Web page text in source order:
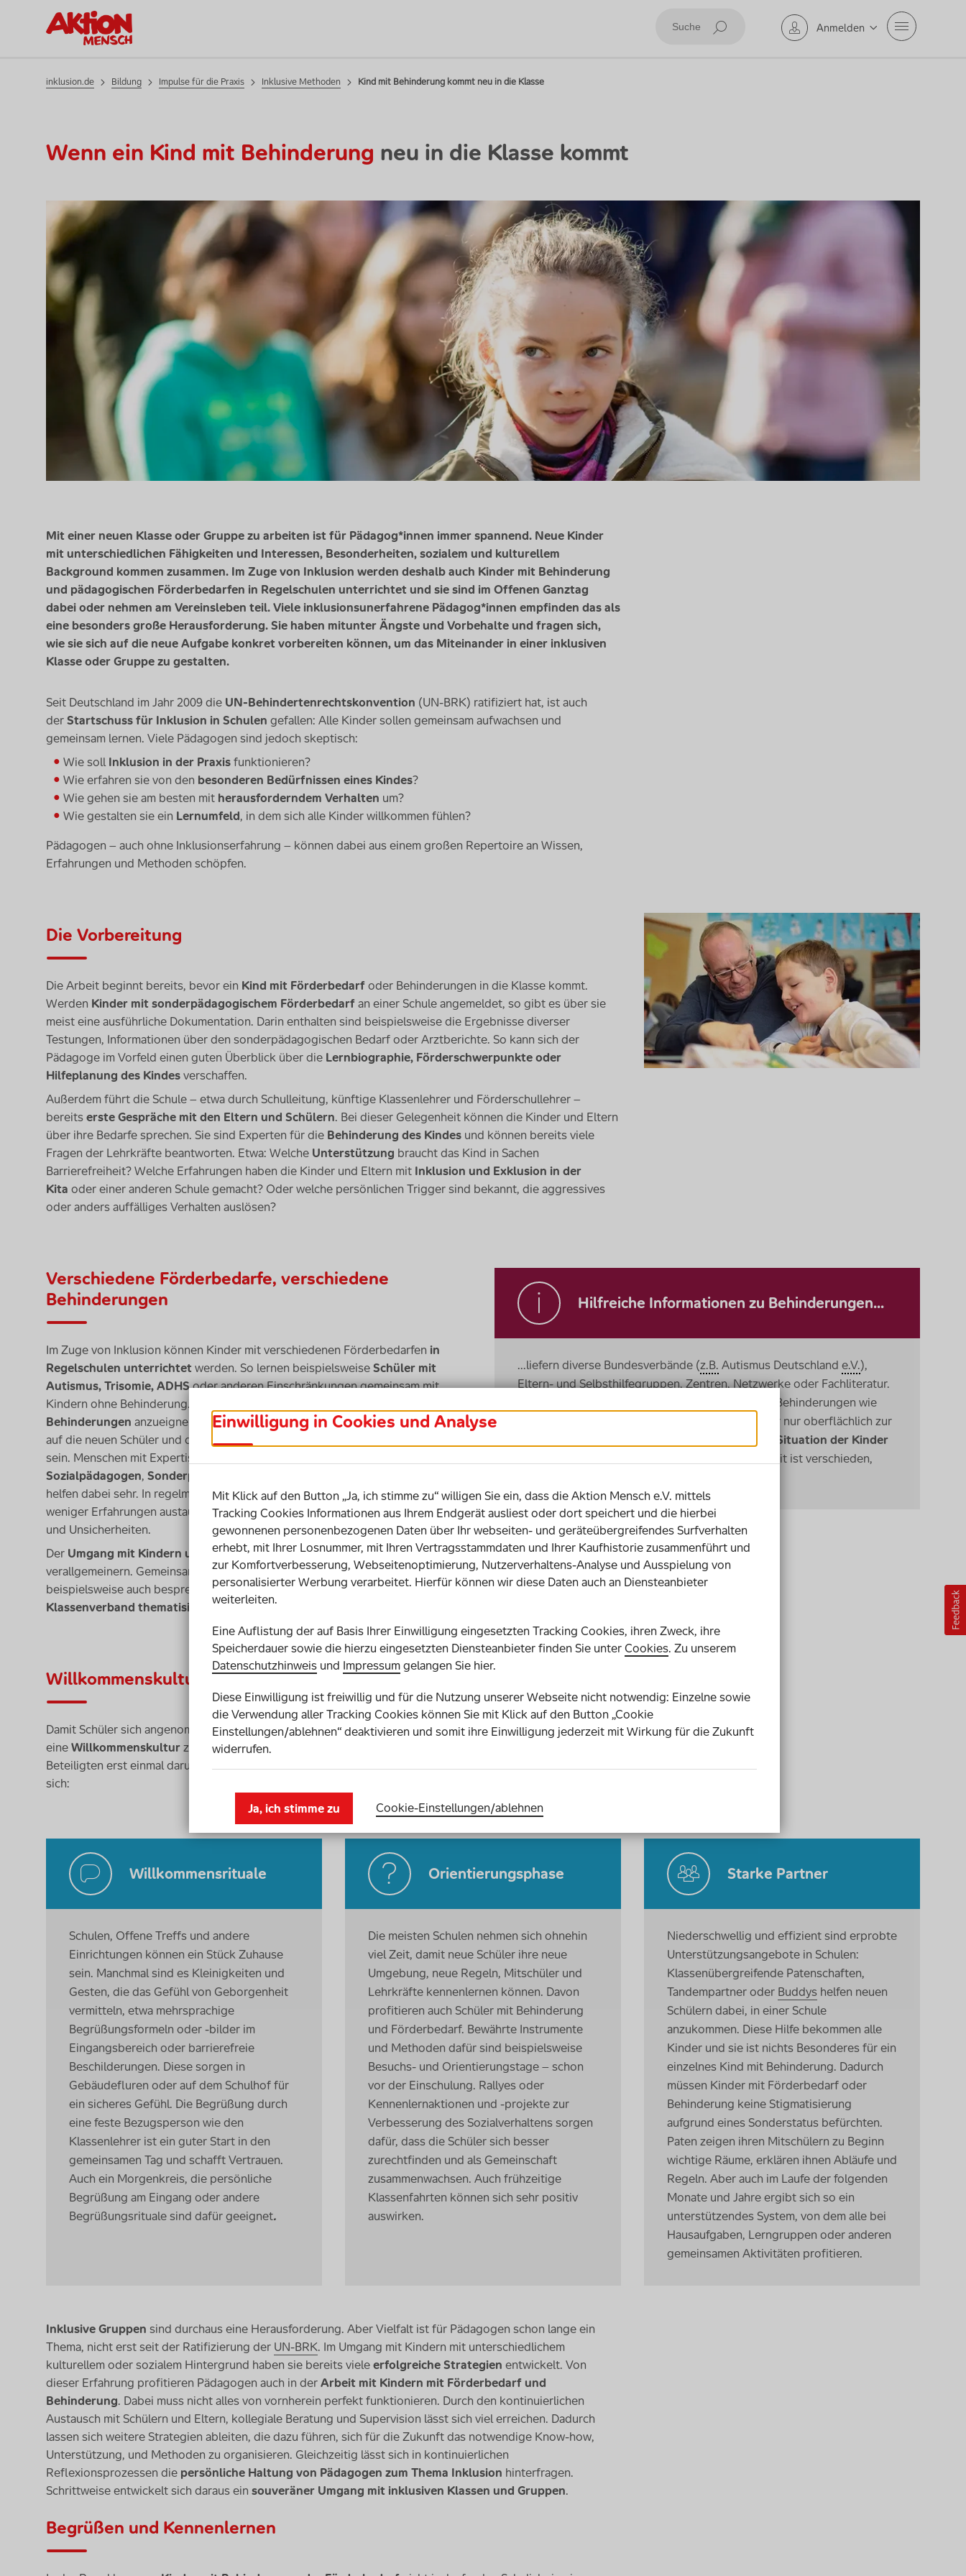
Anmelden Mobile
Impulse
für die
Praxis
inklusion.de Bildung Impulse für die Praxis Inklusive Methoden Kind mit Behinderung kommt neu in die Klasse
Wenn ein Kind mit Behinderung neu in die Klasse kommt
Mit einer neuen Klasse oder Gruppe zu arbeiten ist für Pädagog*innen immer spannend. Neue Kinder
mit unterschiedlichen Fähigkeiten und Interessen, Besonderheiten, sozialem und kulturellem
Background kommen zusammen. Im Zuge von Inklusion werden deshalb auch Kinder mit Behinderung
und pädagogischen Förderbedarfen in Regelschulen unterrichtet und sie sind im Offenen Ganztag
dabei oder nehmen am Vereinsleben teil. Viele inklusionsunerfahrene Pädagog*innen empfinden das als
eine besonders große Herausforderung. Sie haben mitunter Ängste und Vorbehalte und fragen sich,
wie sie sich auf die neue Aufgabe konkret vorbereiten können, um das Miteinander in einer inklusiven
Klasse oder Gruppe zu gestalten.
Seit Deutschland im Jahr 2009 die UN-Behindertenrechtskonvention (UN-BRK) ratifiziert hat, ist auch
derStartschuss für Inklusion in Schulen gefallen: Alle Kinder sollen gemeinsam aufwachsen und
gemeinsam lernen. Viele Pädagogen sind jedoch skeptisch:
Wie sollInklusion in der Praxisfunktionieren?
Wie erfahren sie von den besonderen Bedürfnissen eines Kindes?
Wie gehen sie am besten mit herausforderndem Verhalten um?
Wie gestalten sie ein Lernumfeld, in dem sich alle Kinder willkommen fühlen?
Pädagogen – auch ohne Inklusionserfahrung – können dabei aus einem großen Repertoire an Wissen,
Erfahrungen und Methoden schöpfen.
Die Vorbereitung
Die Arbeit beginnt bereits, bevor ein Kind mit Förderbedarfoder Behinderungen in die Klasse kommt.
Werden Kinder mit sonderpädagogischem Förderbedarfan einer Schule angemeldet, so gibt es über sie
meist eine ausführliche Dokumentation. Darin enthalten sind beispielsweise die Ergebnisse diverser
Testungen, Informationen über den sonderpädagogischen Bedarf oder Arztberichte. So kann sich der
Pädagoge im Vorfeld einen guten Überblick über die Lernbiographie, Förderschwerpunkte oder
Hilfeplanung des Kindesverschaffen.
Außerdem führt die Schule – etwa durch Schulleitung, künftige Klassenlehrer und Förderschullehrer –
bereitserste Gespräche mit den Eltern und Schülern. Bei dieser Gelegenheit können die Kinder und Eltern
über ihre Bedarfe sprechen. Sie sind Experten für die Behinderung des Kindes und können bereits viele
Fragen der Lehrkräfte beantworten. Etwa: Welche Unterstützung braucht das Kind in Sachen
Barrierefreiheit? Welche Erfahrungen haben die Kinder und Eltern mit Inklusion und Exklusion in der
Kita oder einer anderen Schule gemacht? Oder welche persönlichen Trigger sind bekannt, die aggressives
oder anders auffälliges Verhalten auslösen?
Verschiedene Förderbedarfe, verschiedene
Behinderungen
Im Zuge von Inklusion können Kinder mit verschiedenen Förderbedarfen in
Regelschulen unterrichtet werden. So lernen beispielsweiseSchüler mit
Autismus, Trisomie, ADHSoder anderen Einschränkungen gemeinsam mit
Kindern ohne Behinderung. Sich
Behinderungen anzueignen, ist da ein häufiges Bedürfnis von Pädagogen, um
auf die neuen Schüler und die damit verbundenen Anforderungen vorbereitet zu
sein. Menschen mit Expertise – etwa
Sozialpädagogen, Sonderpädagogen
helfen dabei sehr. In regelmäßigen Teamsitzungen können sich Lehrer mit
weniger Erfahrungen austauschen und informieren. Dabei lösen sich viele Fragen
und Unsicherheiten.
Der Umgang mit Kindern und einer bestimmten Behinderungist also nicht zu
verallgemeinern. Gemeinsam können Eltern, Pädagogen und Schüler
beispielsweise auch besprechen, ob und wieeine Behinderung im
Klassenverband thematisiert
werden sollte.
Hilfreiche Informationen zu Behinderungen...
...liefern diverse Bundesverbände (z.B. Autismus Deutschland e.V.),
Eltern- und Selbsthilfegruppen, Zentren, Netzwerke oder Fachliteratur.
Sich generell über einzelne Krankheitsbilder und Behinderungen wie
Autismus oder Trisomie zu informieren, nützt aber nur oberflächlich zur
individuelle Situation der Kinder
und ihre Persönlichkeit. Jede Schülerpersönlichkeit ist verschieden,
Willkommenskultur
Damit Schüler sich angenommen fühlen, ist es wichtig, dasrichtige Lernumfeld und vor allem
eineWillkommenskulturzu etablieren. In den ersten Wochen mit einer neuen Klasse geht es für alle
Beteiligten erst einmal darum, anzukommen, zu beobachten und miteinander zu kommunizieren. Dafür eignen
sich:
Willkommensrituale
Schulen, Offene Treffs und andere
Einrichtungen können ein Stück Zuhause
sein. Manchmal sind es Kleinigkeiten und
Gesten, die das Gefühl von Geborgenheit
vermitteln, etwa mehrsprachige
Begrüßungsformeln oder -bilder im
Eingangsbereich oder barrierefreie
Beschilderungen. Diese sorgen in
Gebäudefluren oder auf dem Schulhof für
ein sicheres Gefühl. Die Begrüßung durch
eine feste Bezugsperson wie den
Klassenlehrer ist ein guter Start in den
gemeinsamen Tag und schafft Vertrauen.
Auch ein Morgenkreis, die persönliche
Begrüßung am Eingang oder andere
Begrüßungsrituale sind dafür geeignet.
Orientierungsphase
Die meisten Schulen nehmen sich ohnehin
viel Zeit, damit neue Schüler ihre neue
Umgebung, neue Regeln, Mitschüler und
Lehrkräfte kennenlernen können. Davon
profitieren auch Schüler mit Behinderung
und Förderbedarf. Bewährte Instrumente
und Methoden dafür sind beispielsweise
Besuchs- und Orientierungstage – schon
vor der Einschulung. Rallyes oder
Kennenlernaktionen und -projekte zur
Verbesserung des Sozialverhaltens sorgen
dafür, dass die Schüler sich besser
zurechtfinden und als Gemeinschaft
zusammenwachsen. Auch frühzeitige
Klassenfahrten können sich sehr positiv
auswirken.
Starke Partner
Niederschwellig und effizient sind erprobte
Unterstützungsangebote in Schulen:
Klassenübergreifende Patenschaften,
Tandempartner oder Buddys helfen neuen
Schülern dabei, in einer Schule
anzukommen. Diese Hilfe bekommen alle
Kinder und sie ist nichts Besonderes für ein
einzelnes Kind mit Behinderung. Dadurch
müssen Kinder mit Förderbedarf oder
Behinderung keine Stigmatisierung
aufgrund eines Sonderstatus befürchten.
Paten zeigen ihren Mitschülern zu Beginn
wichtige Räume, erklären ihnen Abläufe und
Regeln. Aber auch im Laufe der folgenden
Monate und Jahre ergibt sich so ein
unterstützendes System, von dem alle bei
Hausaufgaben, Lerngruppen oder anderen
gemeinsamen Aktivitäten profitieren.
Inklusive Gruppen sind durchaus eine Herausforderung. Aber Vielfalt ist für Pädagogen schon lange ein
Thema, nicht erst seit der Ratifizierung der UN-BRK. Im Umgang mit Kindern mit unterschiedlichem
kulturellem oder sozialem Hintergrund haben sie bereits vieleerfolgreiche Strategien entwickelt. Von
dieser Erfahrung profitieren Pädagogen auch in derArbeit mit Kindern mit Förderbedarf und
Behinderung. Dabei muss nicht alles von vornherein perfekt funktionieren. Durch den kontinuierlichen
Austausch mit Schülern und Eltern, kollegiale Beratung und Supervision lässt sich viel erreichen. Dadurch
lassen sich weitere Strategien ableiten, die dazu führen, sich für die Zukunft das notwendige Know-how,
Unterstützung, und Methoden zu organisieren. Gleichzeitig lässt sich in kontinuierlichen
Reflexionsprozessen die persönliche Haltung von Pädagogen zum Thema Inklusion hinterfragen.
Schrittweise entwickelt sich daraus ein souveräner Umgang mit inklusiven Klassen und Gruppen.
Begrüßen und Kennenlernen
Einwilligung in Cookies und Analyse
Mit Klick auf den Button „Ja, ich stimme zu“ willigen Sie ein, dass die Aktion Mensch e.V. mittels
Tracking Cookies Informationen aus Ihrem Endgerät ausliest oder dort speichert und die hierbei
gewonnenen personenbezogenen Daten über Ihr webseiten- und geräteübergreifendes Surfverhalten
erhebt, mit Ihrer Losnummer, mit Ihren Vertragsstammdaten und Ihrer Kaufhistorie zusammenführt und
zur Komfortverbesserung, Webseitenoptimierung, Nutzerverhaltens-Analyse und Ausspielung von
personalisierter Werbung verarbeitet. Hierfür können wir diese Daten auch an Diensteanbieter
weiterleiten.
Eine Auflistung der auf Basis Ihrer Einwilligung eingesetzten Tracking Cookies, ihren Zweck, ihre
Speicherdauer sowie die hierzu eingesetzten Diensteanbieter finden Sie unterCookies. Zu unserem
Datenschutzhinweis und Impressumgelangen Sie hier.
Diese Einwilligung ist freiwillig und für die Nutzung unserer Webseite nicht notwendig: Einzelne sowie
die Verwendung aller Tracking Cookies können Sie mit Klick auf den Button „Cookie
Einstellungen/ablehnen“ deaktivieren und somit ihre Einwilligung jederzeit mit Wirkung für die Zukunft
widerrufen.
Ja, ich stimme zu Cookie-Einstellungen­/­ablehnen